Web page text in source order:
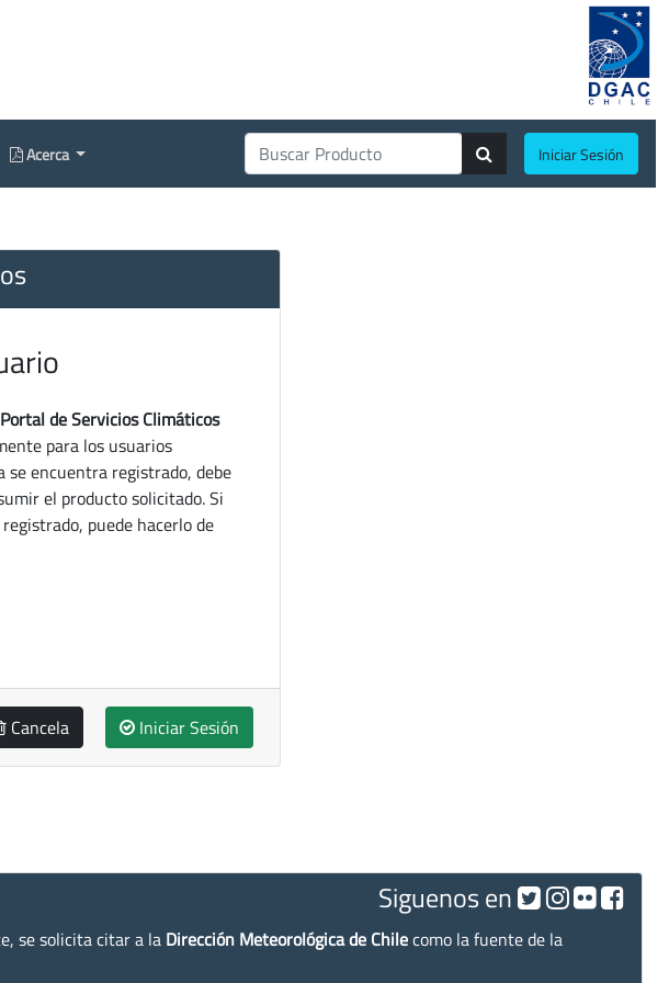
Acerca Iniciar Sesión
Portal de Servicios Climáticos
para los usuarios
se encuentra registrado, debe
el producto solicitado. Si
puede hacerlo de
Cancela Iniciar Sesión
Siguenos en
se solicita citar a la Dirección Meteorológica de Chilecomo la fuente de la